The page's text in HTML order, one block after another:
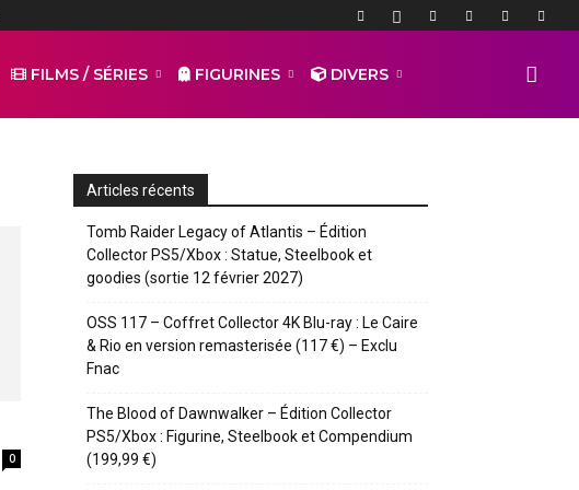
FILMS / SÉRIES FIGURINES DIVERS
0
Articles récents
Tomb Raider Legacy of Atlantis – Édition
Collector PS5/Xbox : Statue, Steelbook et
goodies (sortie 12 février 2027)
OSS 117 – Coffret Collector 4K Blu-ray : Le Caire
& Rio en version remasterisée (117 €) – Exclu
Fnac
The Blood of Dawnwalker – Édition Collector
PS5/Xbox : Figurine, Steelbook et Compendium
(199,99 €)